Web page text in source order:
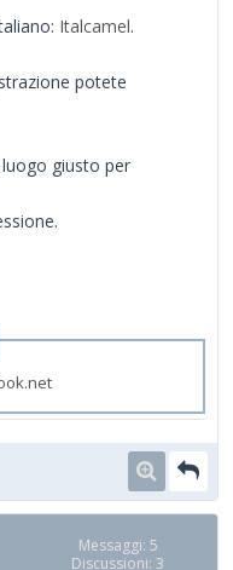
Italcamel.
potete
giusto per
Messaggi: 5
Discussioni: 3